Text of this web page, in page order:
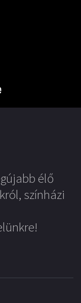
élő
színházi